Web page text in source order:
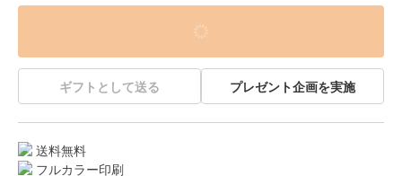
ギフトとして送る プレゼント企画を実施
送料無料
フルカラー印刷